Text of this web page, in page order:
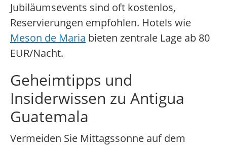
Jubiläumsevents sind oft kostenlos,
Reservierungen empfohlen. Hotels wie
Meson de Maria bieten zentrale Lage ab 80
EUR/Nacht.
Geheimtipps und
Insiderwissen zu Antigua
Guatemala
Vermeiden Sie Mittagssonne auf dem